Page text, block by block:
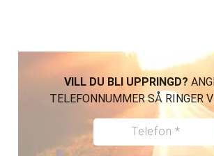
VILL DU BLI UPPRINGD?
TELEFONNUMMER SÅ RINGER